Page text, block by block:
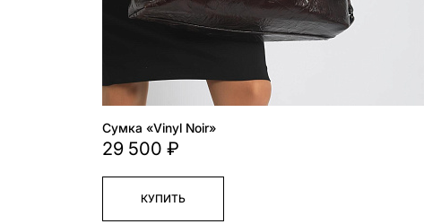
Cумка «Vinyl Noir»
29 500 ₽
КУПИТЬ